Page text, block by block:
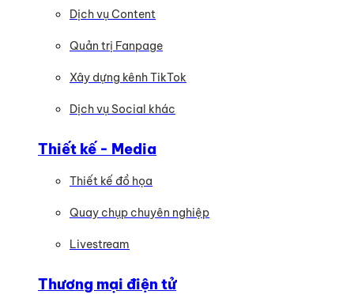
Dịch vụ Content
Quản trị Fanpage
Xây dựng kênh TikTok
Dịch vụ Social khác
Thiết kế - Media
Thiết kế đồ họa
Quay chụp chuyên nghiệp
Livestream
Thương mại điện tử